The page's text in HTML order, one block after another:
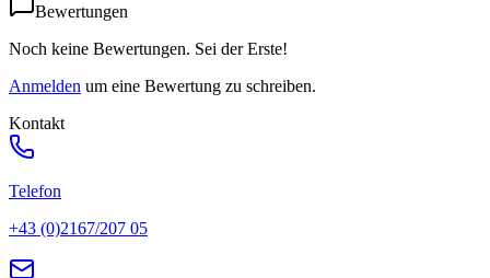
Bewertungen
Noch keine Bewertungen. Sei der Erste!
Anmelden um eine Bewertung zu schreiben.
Kontakt
Telefon
+43 (0)2167/207 05